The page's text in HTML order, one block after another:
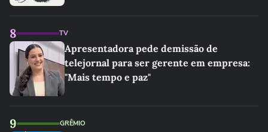
8 TV
Apresentadora pede demissão de
telejornal para ser gerente em empresa:
"Mais tempo e paz"
9 GRÊMIO